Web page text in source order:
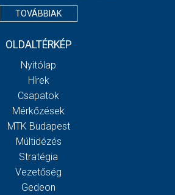
TOVÁBBIAK
OLDALTÉRKÉP
Nyitólap
Hírek
Csapatok
Mérkőzések
MTK Budapest
Múltidézés
Stratégia
Vezetőség
Gedeon